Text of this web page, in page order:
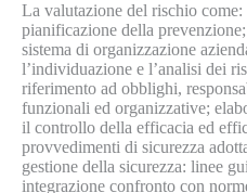
La valutazione del rischio come:
pianificazione della
sistema di organizzazione
l’individuazione e l’analisi dei
riferimento ad obblighi,
funzionali ed organizzative;
il controllo della efficacia ed
provvedimenti di sicurezza
gestione della sicurezza: linee
integrazione confronto con